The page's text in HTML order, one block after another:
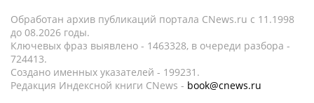
Обработан архив публикаций портала CNews.ru c 11.1998
до 08.2026 годы.
Ключевых фраз выявлено - 1463328, в очереди разбора -
724413.
Создано именных указателей - 199231.
Редакция Индексной книги CNews - book@cnews.ru